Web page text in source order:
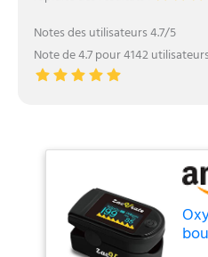
Notes des utilisateurs 4.7/5
Note de 4.7 pour 4142